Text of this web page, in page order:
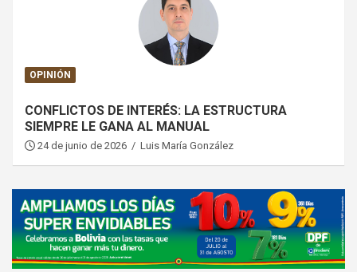
OPINIÓN
CONFLICTOS DE INTERÉS: LA ESTRUCTURA
SIEMPRE LE GANA AL MANUAL
24 de junio de 2026 / Luis María González
A
d
v
e